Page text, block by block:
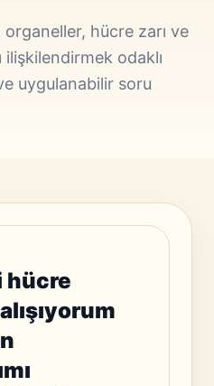
hücre zarı ve
ilişkilendirmek odaklı
uygulanabilir soru
hücre